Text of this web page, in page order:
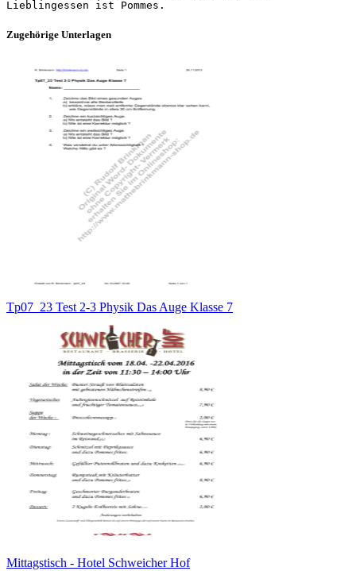
Zugehörige Unterlagen
Tp07_23 Test 2-3 Physik Das Auge Klasse 7
Mittagstisch - Hotel Schweicher Hof